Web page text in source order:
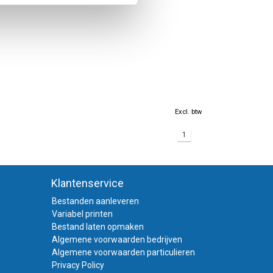
Vraag ons
en is
je dan goed
verschillende
past bij uw
een poster laten
Excl. btw
1
Klantenservice
Bestanden aanleveren
Variabel printen
Bestand laten opmaken
Algemene voorwaarden bedrijven
Algemene voorwaarden particulieren
Privacy Policy